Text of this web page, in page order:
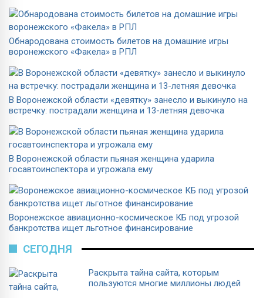
Обнародована стоимость билетов на домашние игры
воронежского «Факела» в РПЛ
В Воронежской области «девятку» занесло и выкинуло на
встречку: пострадали женщина и 13-летняя девочка
В Воронежской области пьяная женщина ударила
госавтоинспектора и угрожала ему
Воронежское авиационно-космическое КБ под угрозой
банкротства ищет льготное финансирование
СЕГОДНЯ
Раскрыта тайна сайта, которым
пользуются многие миллионы людей